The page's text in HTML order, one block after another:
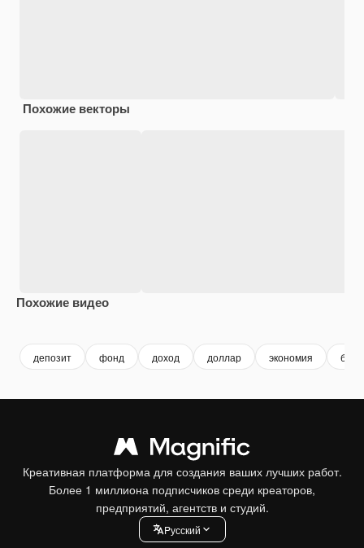
Похожие векторы
Похожие видео
депозит фонд доход доллар экономия
Креативная платформа для создания ваших лучших работ.
Более 1 миллиона подписчиков среди креаторов,
предприятий, агентств и студий.
Pусский